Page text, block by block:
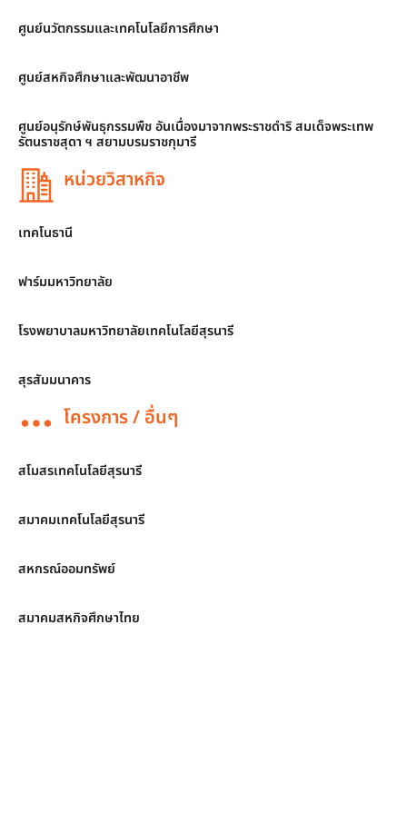
ศูนย์นวัตกรรมและเทคโนโลยีการศึกษา
ศูนย์สหกิจศึกษาและพัฒนาอาชีพ
ศูนย์อนุรักษ์พันธุกรรมพืช อันเนื่องมาจากพระราชดำริ สมเด็จพระเทพ
รัตนราชสุดา ฯ สยามบรมราชกุมารี
หน่วยวิสาหกิจ
เทคโนธานี
ฟาร์มมหาวิทยาลัย
โรงพยาบาลมหาวิทยาลัยเทคโนโลยีสุรนารี
สุรสัมมนาคาร
โครงการ / อื่นๆ
สโมสรเทคโนโลยีสุรนารี
สมาคมเทคโนโลยีสุรนารี
สหกรณ์ออมทรัพย์
สมาคมสหกิจศึกษาไทย